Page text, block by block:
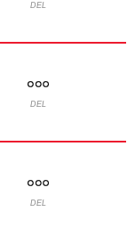
DEL
DEL
DEL